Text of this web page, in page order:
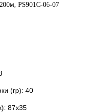
PS901С-06-07
(гр): 40
87х35